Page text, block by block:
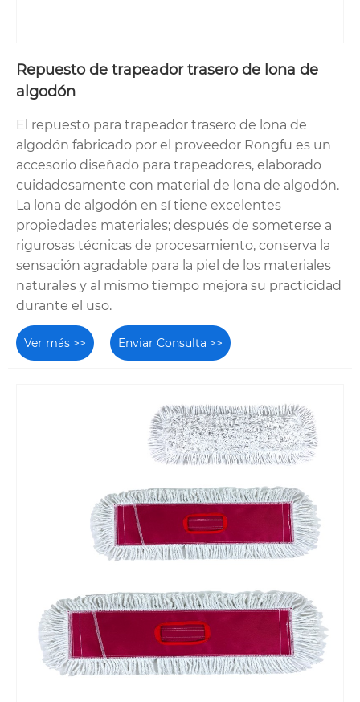
Repuesto de trapeador trasero de lona de
algodón
El repuesto para trapeador trasero de lona de
algodón fabricado por el proveedor Rongfu es un
accesorio diseñado para trapeadores, elaborado
cuidadosamente con material de lona de algodón.
La lona de algodón en sí tiene excelentes
propiedades materiales; después de someterse a
rigurosas técnicas de procesamiento, conserva la
sensación agradable para la piel de los materiales
naturales y al mismo tiempo mejora su practicidad
durante el uso.
Ver más >> Enviar Consulta >>